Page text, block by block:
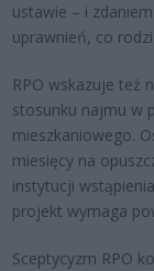
ustawie – i
uprawnień, co
RPO wskazuje też
stosunku najmu w
mieszkaniowego.
miesięcy na
instytucji
projekt wymaga
Sceptycyzm RPO